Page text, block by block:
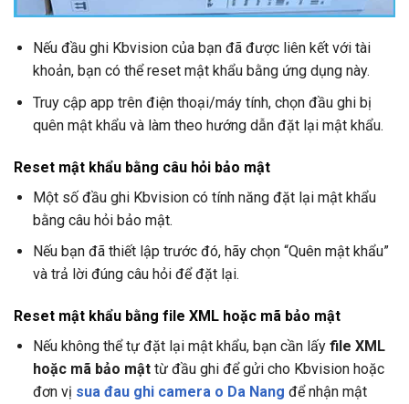
Nếu đầu ghi Kbvision của bạn đã được liên kết với tài
khoản, bạn có thể reset mật khẩu bằng ứng dụng này.
Truy cập app trên điện thoại/máy tính, chọn đầu ghi bị
quên mật khẩu và làm theo hướng dẫn đặt lại mật khẩu.
Reset mật khẩu bằng câu hỏi bảo mật
Một số đầu ghi Kbvision có tính năng đặt lại mật khẩu
bằng câu hỏi bảo mật.
Nếu bạn đã thiết lập trước đó, hãy chọn “Quên mật khẩu”
và trả lời đúng câu hỏi để đặt lại.
Reset mật khẩu bằng file XML hoặc mã bảo mật
Nếu không thể tự đặt lại mật khẩu, bạn cần lấy file XML
hoặc mã bảo mậttừ đầu ghi để gửi cho Kbvision hoặc
đơn vị sua đau ghi camera o Da Nang để nhận mật